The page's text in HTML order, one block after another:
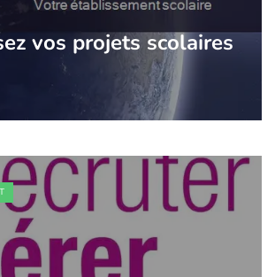
vos projets scolaires